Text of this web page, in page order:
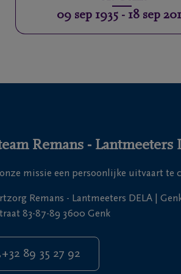
09 sep 1935- 18 sep
Remans - Lantmeeters
missie een persoonlijke uitvaart te
Remans - Lantmeeters DELA |
83-87-89 3600 Genk
+32 89 35 27 92